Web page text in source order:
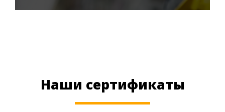
Наши сертификаты